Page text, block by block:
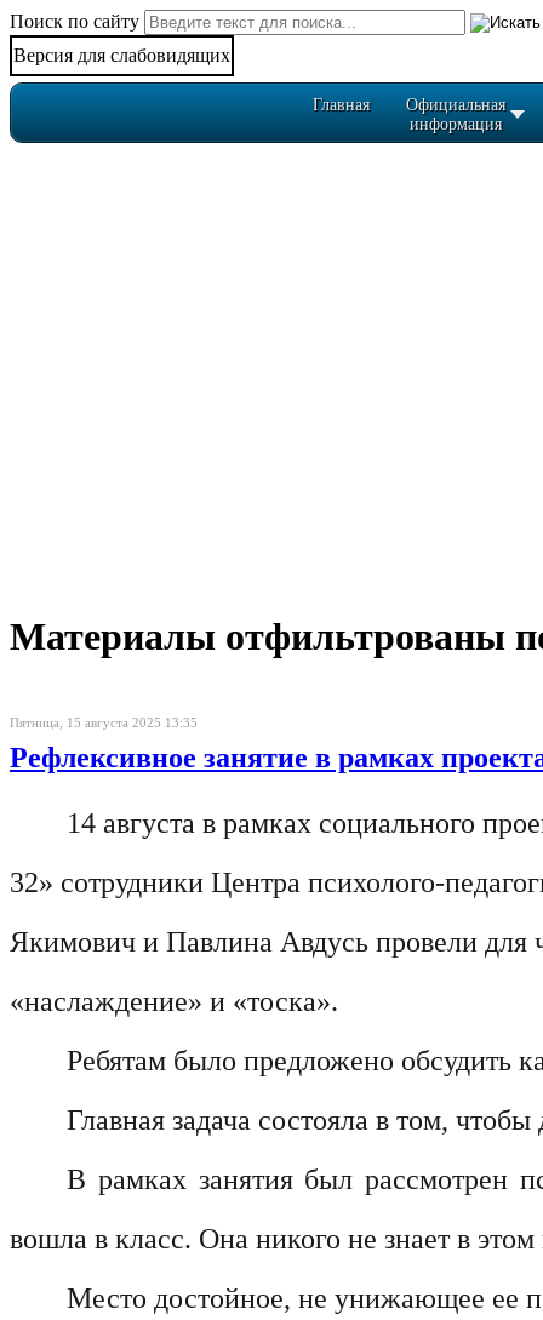
Поиск по сайту
Версия для слабовидящих
Главная
Официальная
информация
Материалы отфильтрованы
Пятница, 15 августа 2025 13:35
Рефлексивное занятие в рамках
14 августа в рамках социального
32» сотрудники Центра психолого-
Якимович и Павлина Авдусь провели для
«наслаждение» и «тоска».
Ребятам было предложено обсудить
Главная задача состояла в том,
В рамках занятия был рассмотрен
вошла в класс. Она никого не знает в
Место достойное, не унижающее ее